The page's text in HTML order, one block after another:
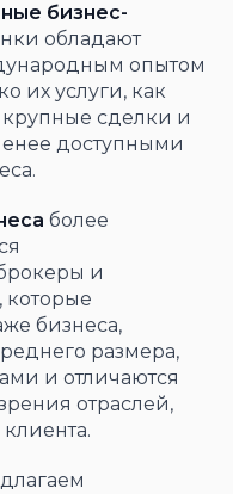
бизнес-
обладают
опытом
их услуги, как
сделки и
доступными
более
и
бизнеса,
размера,
и отличаются
отраслей,